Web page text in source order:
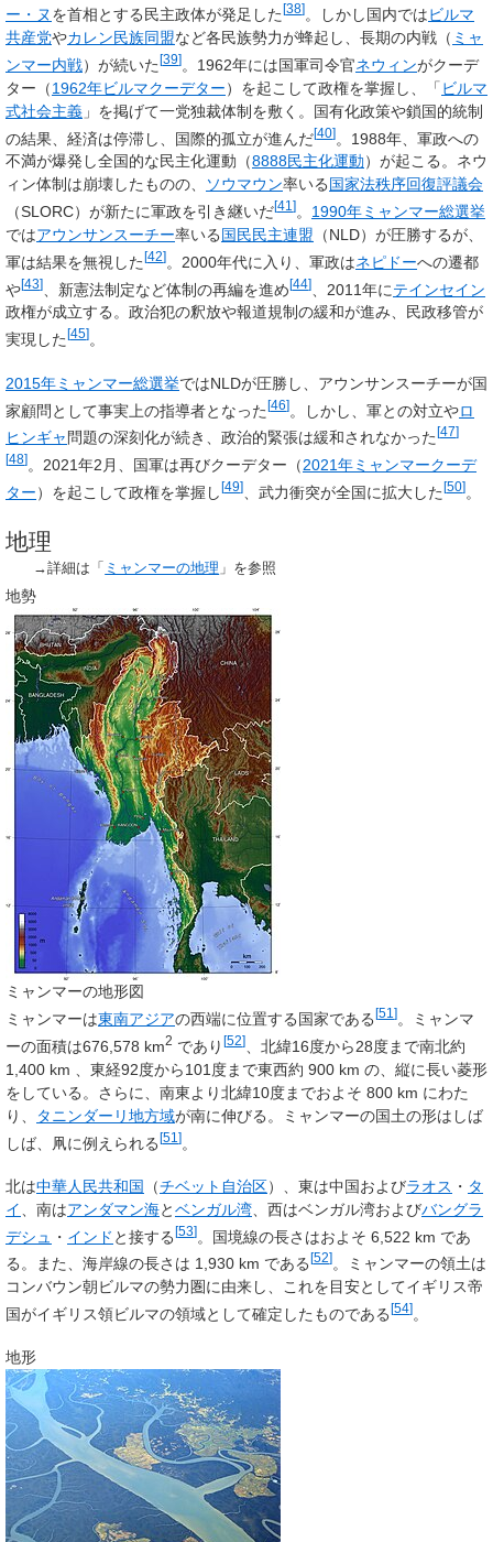
ー・ヌ を首相とする民主政体が発足した [38] 。しかし国内ではビルマ
共産党やカレン民族同盟など各民族勢力が蜂起し、長期の内戦（ ミャ
ンマー内戦）が続いた [39] 。1962年には国軍司令官ネウィンがクーデ
ター（1962年ビルマクーデター）を起こして政権を掌握し、「 ビルマ
式社会主義 」を掲げて一党独裁体制を敷く。国有化政策や鎖国的統制
の結果、経済は停滞し、国際的孤立が進んだ[40]。1988年、軍政への
不満が爆発し全国的な民主化運動（8888民主化運動）が起こる。ネウ
ィン体制は崩壊したものの、
ソウマウン率いる国家法秩序回復評議会
（SLORC）が新たに軍政を引き継いだ[41 ] 。 1990年ミャンマー総選挙
ではアウンサンスーチー率いる国民民主連盟 （NLD）が圧勝するが、
軍は結果を無視した [42] 。2000年代に入り、軍政はネピドーへの遷都
や[43] 、新憲法制定など体制の再編を進め[44] 、2011年にテインセイン
政権が成立する。政治犯の釈放や報道規制の緩和が進み、民政移管が
実現した [45] 。
2015年ミャンマー総選挙ではNLDが圧勝し、アウンサンスーチーが国
家顧問として事実上の指導者となった[46]。しかし、軍との対立やロ
ヒンギャ 問題の深刻化が続き、政治的緊張は緩和されなかった [47]
[48]。2021年2月、国軍は再びクーデター（2021年ミャンマークーデ
ター）を起こして政権を掌握し[49] 、武力衝突が全国に拡大した[50]。
地理
→詳細は「 ミャンマーの地理 」を参照
地勢
ミャンマーの地形図
ミャンマーは東南アジアの西端に位置する国家である [51 ] 。ミャンマ
ーの面積は676,578 km2 であり [52]
、北緯16度から28度まで南北約
1,400 km 、東経92度から101度まで東西約 900 km の、縦に長い菱形
をしている。さらに、南東より北緯10度までおよそ 800 km にわた
り、
タニンダーリ地方域が南に伸びる。ミャンマーの国土の形はしば
しば、凧に例えられる[51 ]
北は中華人民共和国 （チベット自治区）、東は中国およびラオス ・ タ
イ
、南はアンダマン海とベンガル湾 、西はベンガル湾およびバングラ
デシュ
・ インド と接する[53]。国境線の長さはおよそ 6,522 km であ
る。また、海岸線の長さは 1,930 km である [52] 。ミャンマーの領土は
コンバウン朝ビルマの勢力圏に由来し、これを目安としてイギリス帝
国がイギリス領ビルマの領域として確定したものである [54] 。
地形